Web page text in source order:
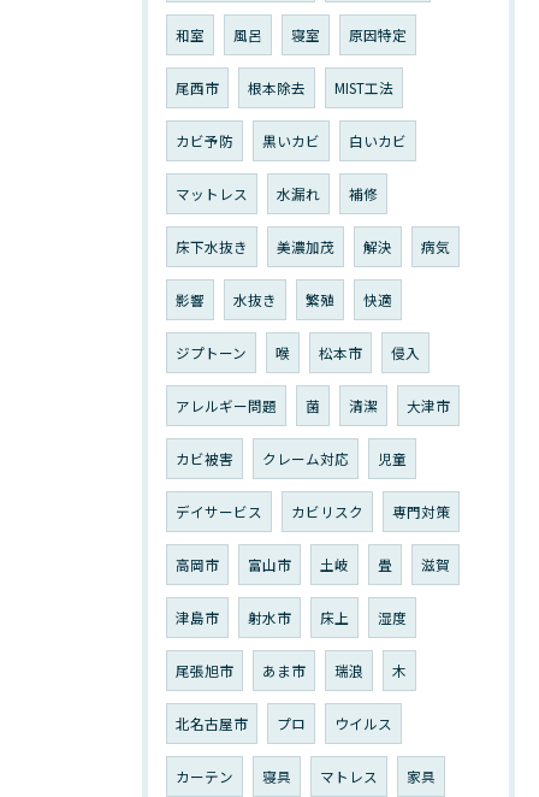
和室 風呂 寝室 原因特定
尾西市 根本除去 MIST工法
カビ予防 黒いカビ 白いカビ
マットレス 水漏れ 補修
床下水抜き 美濃加茂 解決 病気
影響 水抜き 繁殖 快適
ジプトーン 喉 松本市 侵入
アレルギー問題 菌 清潔 大津市
カビ被害 クレーム対応 児童
デイサービス カビリスク 専門対策
高岡市 富山市 土岐 畳 滋賀
津島市 射水市 床上 湿度
尾張旭市 あま市 瑞浪 木
北名古屋市 プロ ウイルス
カーテン 寝具 マトレス 家具